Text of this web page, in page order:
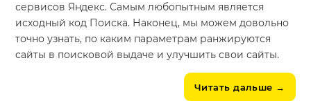
сервисов Яндекс. Самым любопытным является
исходный код Поиска. Наконец, мы можем довольно
точно узнать, по каким параметрам ранжируются
сайты в поисковой выдаче и улучшить свои сайты.
Читать дальше →